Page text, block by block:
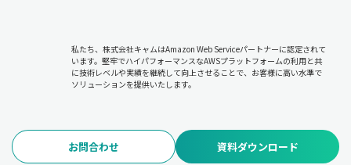
私たち、株式会社キャムはAmazon Web Serviceパートナーに認定されて
います。堅牢でハイパフォーマンスなAWSプラットフォームの利用と共
に技術レベルや実績を継続して向上させることで、お客様に高い水準で
ソリューションを提供いたします。
お問合わせ 資料ダウンロード